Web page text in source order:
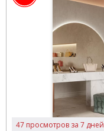
47 просмотров за 7 дней